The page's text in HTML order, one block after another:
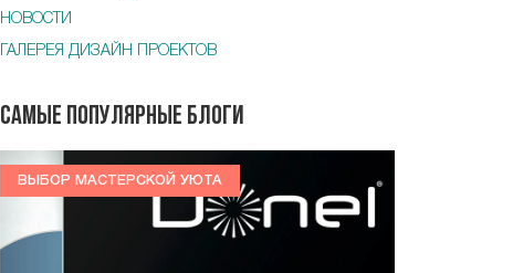
НОВОСТИ
ГАЛЕРЕЯ ДИЗАЙН ПРОЕКТОВ
Самые популярные блоги
ВЫБОР МАСТЕРСКОЙ УЮТА